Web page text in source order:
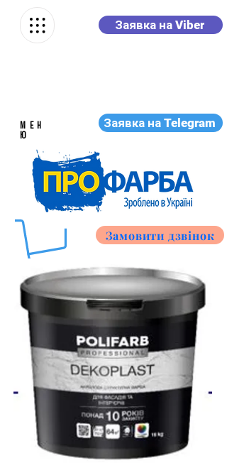
Заявка на Viber
Заявка на Telegram
МЕН
Ю
Замовити дзвінок